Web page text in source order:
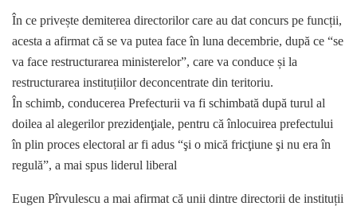
În ce privește demiterea directorilor care au dat concurs pe funcții,
acesta a afirmat că se va putea face în luna decembrie, după ce “se
va face restructurarea ministerelor”, care va conduce și la
restructurarea instituțiilor deconcentrate din teritoriu.
În schimb, conducerea Prefecturii va fi schimbată după turul al
doilea al alegerilor prezidenţiale, pentru că înlocuirea prefectului
în plin proces electoral ar fi adus “şi o mică fricţiune şi nu era în
regulă”, a mai spus liderul liberal
Eugen Pîrvulescu a mai afirmat că unii dintre directorii de instituții